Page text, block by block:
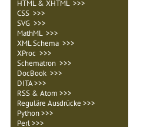
HTML & XHTML >>>
CSS >>>
SVG >>>
MathML >>>
XML Schema >>>
XProc >>>
Schematron >>>
DocBook >>>
DITA >>>
RSS & Atom >>>
Reguläre Ausdrücke >>>
Python >>>
Perl >>>